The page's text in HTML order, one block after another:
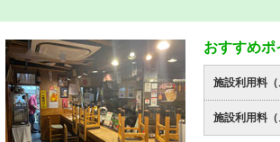
おすすめポ
施設利用料（
施設利用料（